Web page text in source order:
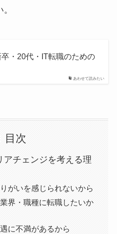
あわせて読みたい
・20代・IT転職のための
目次
アチェンジを考える理
がいを感じられないから
界・職種に転職したいか
に不満があるから